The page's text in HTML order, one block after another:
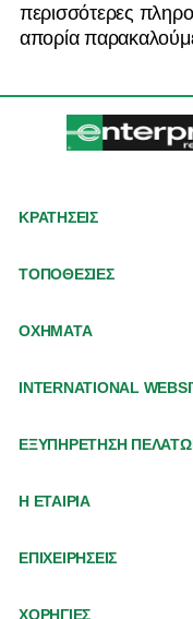
περισσότερες
απορία
ΚΡΑΤΗΣΕΙΣ
ΤΟΠΟΘΕΣΙΕΣ
ΟΧΉΜΑΤΑ
INTERNATIONAL
ΕΞΥΠΗΡΕΤΗΣΗ
Η ΕΤΑΙΡΙΑ
ΕΠΙΧΕΙΡΗΣΕΙΣ
ΧΟΡΗΓΙΕΣ